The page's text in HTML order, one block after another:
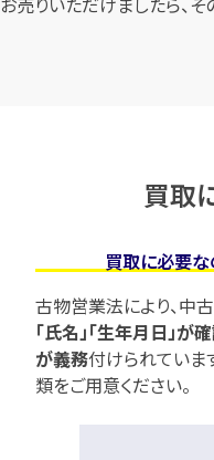
買取
買取に必要
古物営業法により、中
「氏名」「生年月日」
が義務付けられていま
類をご用意ください。